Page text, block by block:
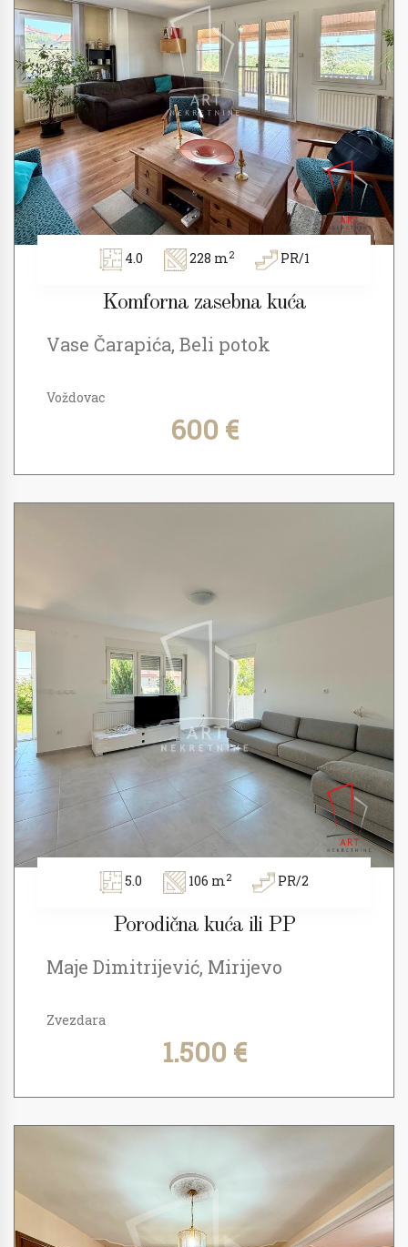
4.0 228 m2 PR/1
Komforna zasebna kuća
Vase Čarapića, Beli potok
Voždovac
600 €
5.0 106 m2 PR/2
Porodična kuća ili PP
Maje Dimitrijević, Mirijevo
Zvezdara
1.500 €